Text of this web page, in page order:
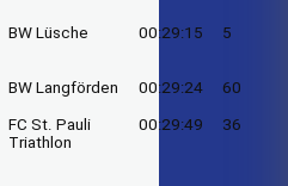
BW Lüsche 00:29:15 5
BW Langförden 00:29:24 60
FC St. Pauli
Triathlon
00:29:49 36